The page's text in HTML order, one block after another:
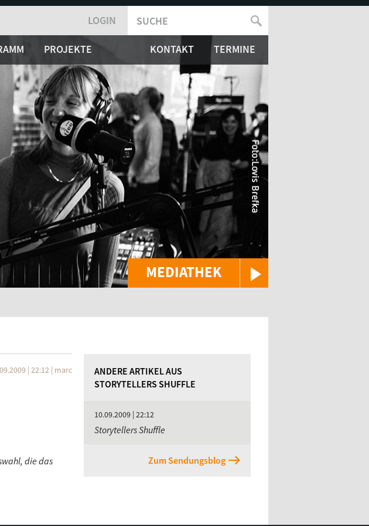
MEDIATHEK
LOGIN
SUCHFORMULAR
SUCHE
PROJEKTE KONTAKT TERMINE
| 22:12 | marc
die das
ANDERE ARTIKEL AUS
STORYTELLERS SHUFFLE
10.09.2009 | 22:12
Storytellers Shuffle
Zum Sendungsblog